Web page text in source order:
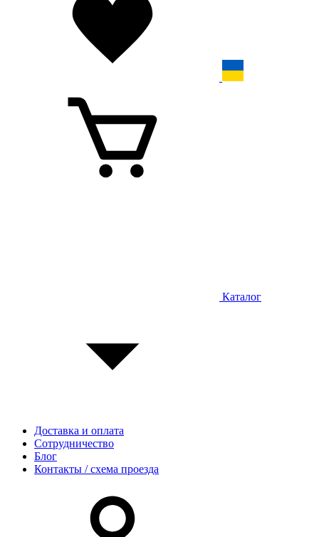
Каталог
Доставка и оплата
Сотрудничество
Блог
Контакты / схема проезда